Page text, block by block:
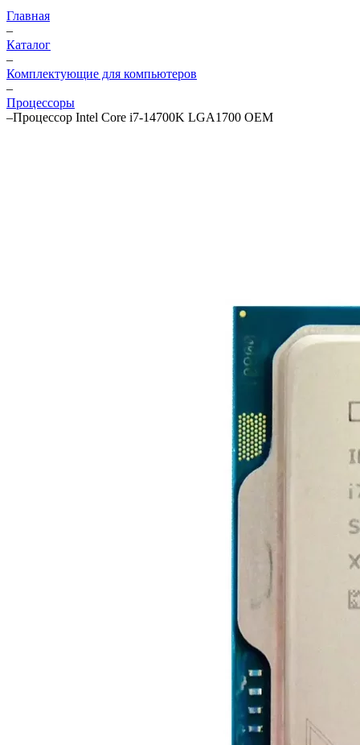
Главная
–
Каталог
–
Комплектующие для компьютеров
–
Процессоры
–Процессор Intel Core i7-14700K LGA1700 OEM